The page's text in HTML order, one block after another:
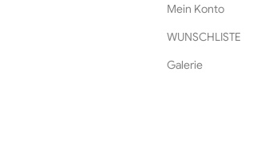
Mein Konto
WUNSCHLISTE
Galerie